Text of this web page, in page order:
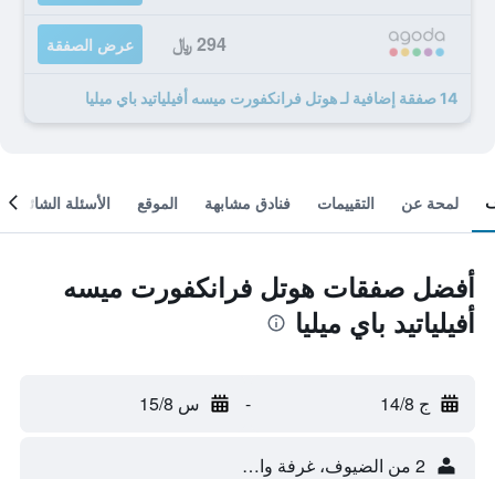
294 ﷼ عرض الصفقة
14 صفقة إضافية لـ هوتل فرانكفورت ميسه أفيلياتيد باي ميليا
لمحة عن التقييمات فنادق مشابهة الموقع الأسئلة الشائعة
أفضل صفقات هوتل فرانكفورت ميسه
أفيلياتيد باي ميليا
ج 14/8 - س 15/8
2 من الضيوف، غرفة واحدة